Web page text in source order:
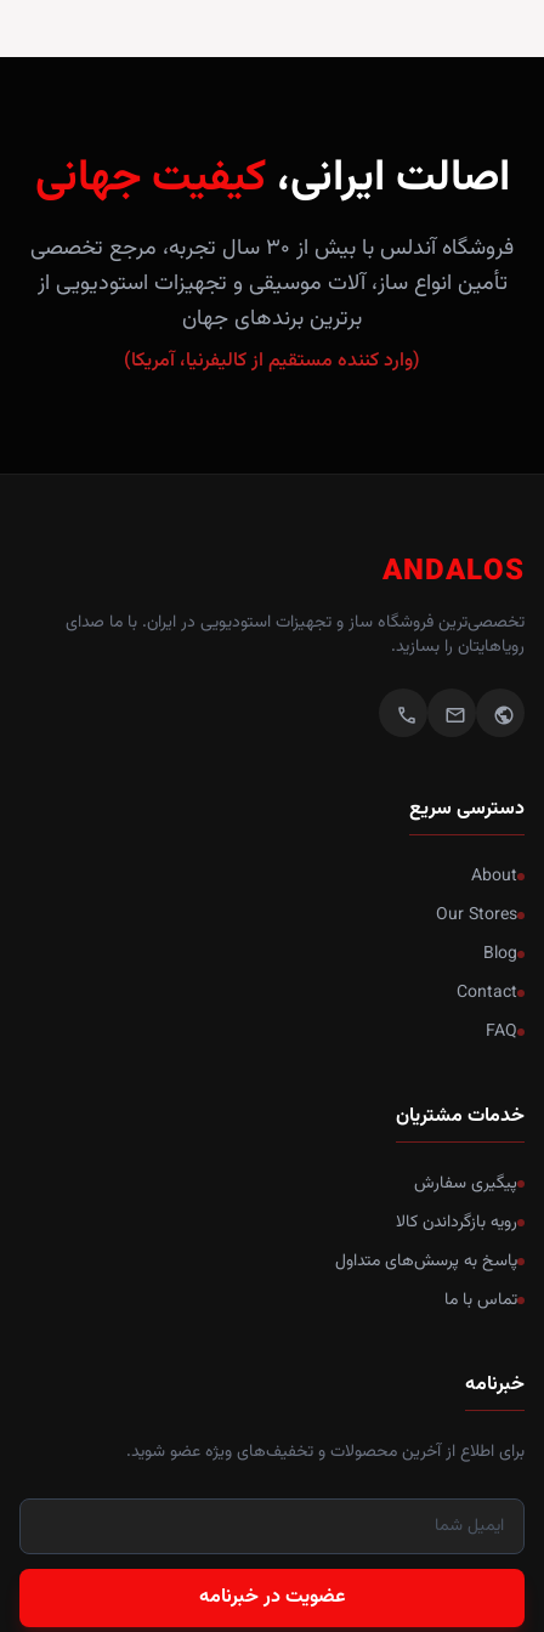
اصالت ایرانی،کیفیت جهانی
فروشگاه آندلس با بیش از ۳۰ سال تجربه، مرجع تخصصی
تأمین انواع ساز، آلات موسیقی و تجهیزات استودیویی از
برترین برندهای جهان
(وارد کننده مستقیم از کالیفرنیا، آمریکا)
ANDALOS
تخصصی‌ترین فروشگاه ساز و تجهیزات استودیویی در ایران. با ما صدای
رویاهایتان را بسازید.
public
mail
call
دسترسی سریع
About
Our Stores
Blog
Contact
FAQ
خدمات مشتریان
پیگیری سفارش
رویه بازگرداندن کالا
پاسخ به پرسش‌های متداول
تماس با ما
خبرنامه
برای اطلاع از آخرین محصولات و تخفیف‌های ویژه عضو شوید.
عضویت در خبرنامه